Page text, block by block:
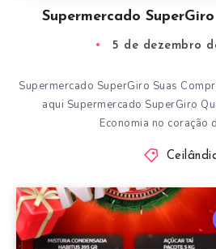
Supermercado
5 de dezembro
Supermercado SuperGiro Suas
aqui Supermercado SuperGiro
Economia no coração